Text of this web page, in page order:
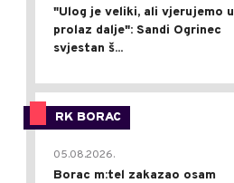
"Ulog je veliki, ali vjerujemo u
prolaz dalje": Sandi Ogrinec
svjestan š...
RK BORAC
05.08.2026.
Borac m:tel zakazao osam